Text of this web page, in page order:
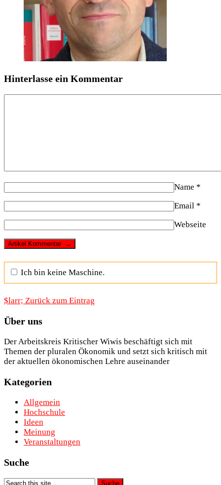
Hinterlasse ein Kommentar
Name *
Email *
Webseite
Ich bin keine Maschine.
$larr; Zurück zum Eintrag
Über uns
Der Arbeitskreis Kritischer Wiwis beschäftigt sich mit
Themen der pluralen Ökonomik und setzt sich kritisch mit
der aktuellen ökonomischen Lehre auseinander
Kategorien
Allgemein
Hochschule
Ideen
Meinung
Veranstaltungen
Suche